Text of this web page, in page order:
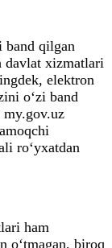
band qilgan
davlat xizmatlari
elektron
o‘zi band
ro‘yxatdan
ham
o‘tmagan, biroq